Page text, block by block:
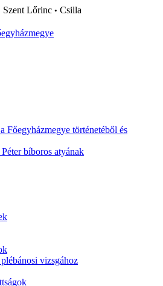
Szent Lőrinc • Csilla
Főegyházmegye történetéből és
bíboros atyának
vizsgához